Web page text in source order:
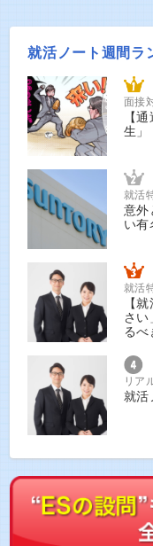
就活ノート週間ラ
面接
【
生」
就活
意外
い有
就活
【
さい
るべ
リア
就活